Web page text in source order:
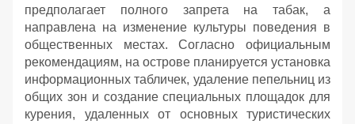
предполагает полного запрета на табак, а
направлена на изменение культуры поведения в
общественных местах. Согласно официальным
рекомендациям, на острове планируется установка
информационных табличек, удаление пепельниц из
общих зон и создание специальных площадок для
курения, удаленных от основных туристических